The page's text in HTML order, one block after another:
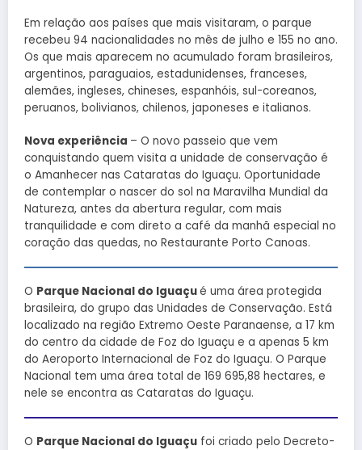
Em relação aos países que mais visitaram, o parque
recebeu 94 nacionalidades no mês de julho e 155 no ano.
Os que mais aparecem no acumulado foram brasileiros,
argentinos, paraguaios, estadunidenses, franceses,
alemães, ingleses, chineses, espanhóis, sul-coreanos,
peruanos, bolivianos, chilenos, japoneses e italianos.
Nova experiência – O novo passeio que vem
conquistando quem visita a unidade de conservação é
o Amanhecer nas Cataratas do Iguaçu. Oportunidade
de contemplar o nascer do sol na Maravilha Mundial da
Natureza, antes da abertura regular, com mais
tranquilidade e com direto a café da manhã especial no
coração das quedas, no Restaurante Porto Canoas.
O Parque Nacional do Iguaçué uma área protegida
brasileira, do grupo das Unidades de Conservação. Está
localizado na região Extremo Oeste Paranaense, a 17 km
do centro da cidade de Foz do Iguaçu e a apenas 5 km
do Aeroporto Internacional de Foz do Iguaçu. O Parque
Nacional tem uma área total de 169 695,88 hectares, e
nele se encontra as Cataratas do Iguaçu.
O Parque Nacional do Iguaçu foi criado pelo Decreto-